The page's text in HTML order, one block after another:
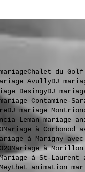
Chalet du Golf
AvullyDJ
DesingyDJ
Contamine-
DJ mariage
Leman mariage
Mariage à Corbonod
à Marigny
Mariage à Morillon
à St-Laurent
animation